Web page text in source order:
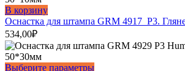
товара.
можно
выбрать
странице
товара.
В корзину
Оснастка для штампа GRM 4917_P3.
534,00₽
Выберите параметрыЭтот